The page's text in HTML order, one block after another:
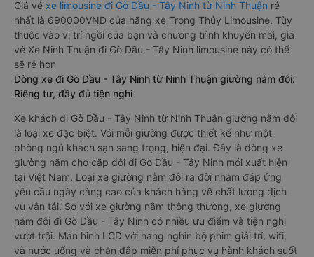
Giá vé xe limousine đi Gò Dầu - Tây Ninh từ Ninh Thuận rẻ
nhất là 690000VND của hãng xe Trọng Thủy Limousine. Tùy
thuộc vào vị trí ngồi của bạn và chương trình khuyến mãi, giá
vé Xe Ninh Thuận đi Gò Dầu - Tây Ninh limousine này có thể
sẽ rẻ hơn
Dòng xe đi Gò Dầu - Tây Ninh từ Ninh Thuận giường nằm đôi:
Riêng tư, đầy đủ tiện nghi
Xe khách đi Gò Dầu - Tây Ninh từ Ninh Thuận giường nằm đôi
là loại xe đặc biệt. Với mỗi giường được thiết kế như một
phòng ngủ khách sạn sang trọng, hiện đại. Đây là dòng xe
giường nằm cho cặp đôi đi Gò Dầu - Tây Ninh mới xuất hiện
tại Việt Nam. Loại xe giường nằm đôi ra đời nhằm đáp ứng
yêu cầu ngày càng cao của khách hàng về chất lượng dịch
vụ vận tải. So với xe giường nằm thông thường, xe giường
nằm đôi đi Gò Dầu - Tây Ninh có nhiều ưu điểm và tiện nghi
vượt trội. Màn hình LCD với hàng nghìn bộ phim giải trí, wifi,
và nước uống và chăn đắp miễn phí phục vụ hành khách suốt